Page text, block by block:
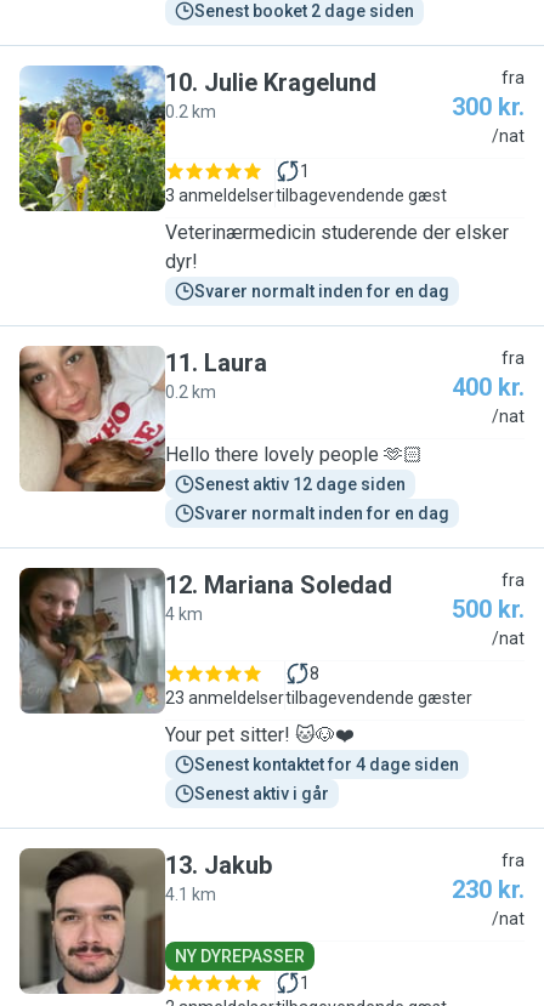
Senest booket 2 dage siden
J
10. Julie Kragelund
0.2 km
fra
300 kr.
/nat
3 anmeldelser
1
tilbagevendende gæst
Veterinærmedicin studerende der elsker
dyr!
Svarer normalt inden for en dag
L
11. Laura
0.2 km
fra
400 kr.
/nat
Hello there lovely people 🫶🏻
Senest aktiv 12 dage siden
Svarer normalt inden for en dag
M
12. Mariana Soledad
4 km
fra
500 kr.
/nat
23 anmeldelser
8
tilbagevendende gæster
Your pet sitter! 🐱🐶❤️
Senest kontaktet for 4 dage siden
Senest aktiv i går
J
13. Jakub
4.1 km
fra
230 kr.
/nat
NY DYREPASSER
1